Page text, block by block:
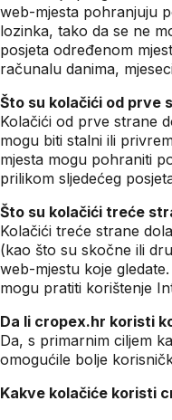
web-mjesta pohranjuju
lozinka, tako da se ne
posjeta određenom
računalu danima,
Što su kolačići od prve
Kolačići od prve strane
mogu biti stalni ili
mjesta mogu pohraniti
prilikom sljedećeg
Što su kolačići treće
Kolačići treće strane
(kao što su skočne ili
web-mjestu koje
mogu pratiti korištenje
Da li cropex.hr koristi
Da, s primarnim ciljem
omogućile bolje
Kakve kolačiće koristi